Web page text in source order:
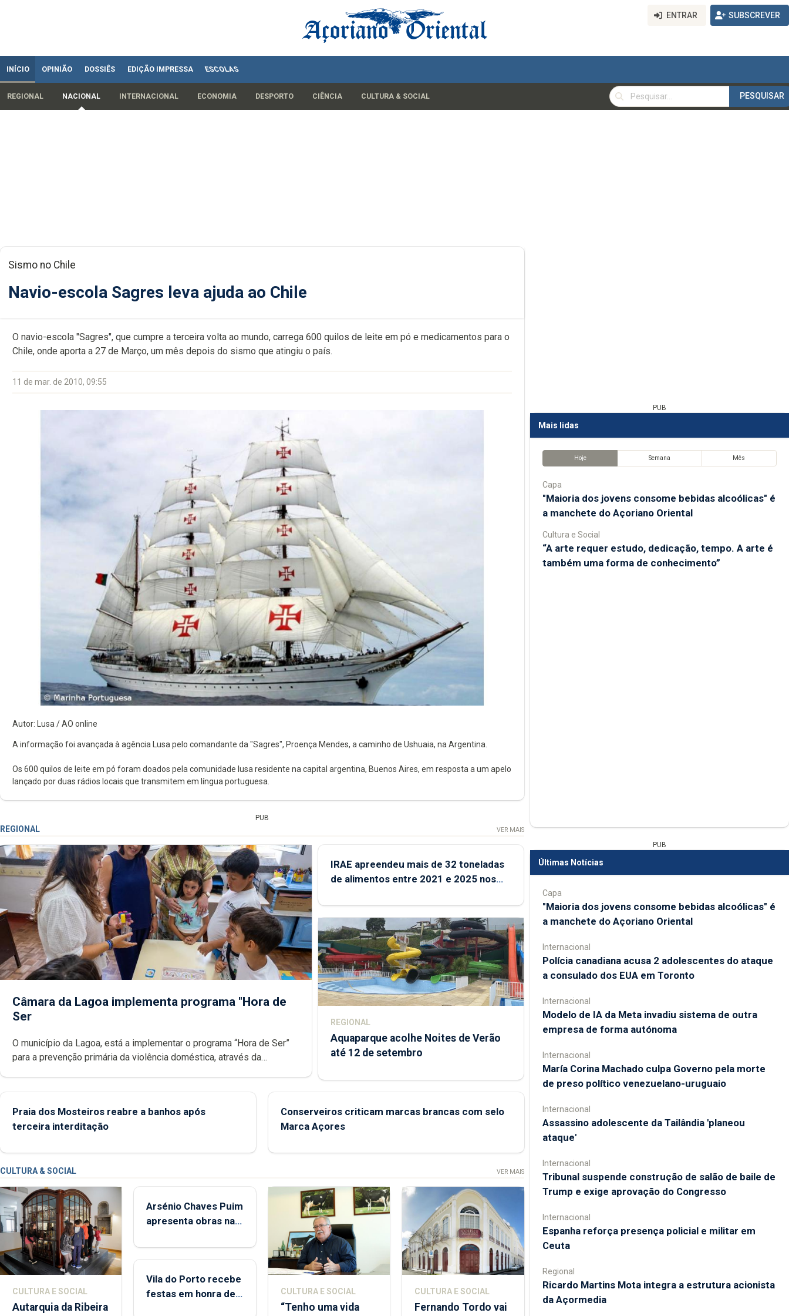
ENTRAR SUBSCREVER
INÍCIO OPINIÃO DOSSIÊS EDIÇÃO IMPRESSA ESCOLAS
REGIONAL NACIONAL INTERNACIONAL ECONOMIA DESPORTO CIÊNCIA CULTURA & SOCIAL
PESQUISAR
PESQUISAR
Sismo no Chile
Navio-escola Sagres leva ajuda ao Chile
O navio-escola "Sagres", que cumpre a terceira volta ao mundo, carrega 600 quilos de leite em pó e medicamentos para o
Chile, onde aporta a 27 de Março, um mês depois do sismo que atingiu o país.
11 de mar. de 2010, 09:55
Autor: Lusa / AO online
A informação foi avançada à agência Lusa pelo comandante da "Sagres", Proença Mendes, a caminho de Ushuaia, na Argentina.
Os 600 quilos de leite em pó foram doados pela comunidade lusa residente na capital argentina, Buenos Aires, em resposta a um apelo
lançado por duas rádios locais que transmitem em língua portuguesa.
PUB
REGIONAL VER MAIS
Câmara da Lagoa implementa programa "Hora de
Ser
O município da Lagoa, está a implementar o programa “Hora de Ser”
para a prevenção primária da violência doméstica, através da
IRAE apreendeu mais de 32 toneladas
de alimentos entre 2021 e 2025 nos
REGIONAL
Aquaparque acolhe Noites de Verão
até 12 de setembro
Praia dos Mosteiros reabre a banhos após
terceira interditação
Conserveiros criticam marcas brancas com selo
Marca Açores
CULTURA & SOCIAL VER MAIS
CULTURA E SOCIAL
Autarquia da Ribeira
Arsénio Chaves Puim
apresenta obras na
Porto
Vila do Porto recebe
festas em honra de
CULTURA E SOCIAL
“Tenho uma vida
CULTURA E SOCIAL
Fernando Tordo vai
PUB
Mais lidas
Hoje Semana Mês
Capa
"Maioria dos jovens consome bebidas alcoólicas" é
a manchete do Açoriano Oriental
Cultura e Social
“A arte requer estudo, dedicação, tempo. A arte é
também uma forma de conhecimento”
PUB
Últimas Notícias
Capa
"Maioria dos jovens consome bebidas alcoólicas" é
a manchete do Açoriano Oriental
Internacional
Polícia canadiana acusa 2 adolescentes do ataque
a consulado dos EUA em Toronto
Internacional
Modelo de IA da Meta invadiu sistema de outra
empresa de forma autónoma
Internacional
María Corina Machado culpa Governo pela morte
de preso político venezuelano-uruguaio
Internacional
Assassino adolescente da Tailândia 'planeou
ataque'
Internacional
Tribunal suspende construção de salão de baile de
Trump e exige aprovação do Congresso
Internacional
Espanha reforça presença policial e militar em
Ceuta
Regional
Ricardo Martins Mota integra a estrutura acionista
da Açormedia